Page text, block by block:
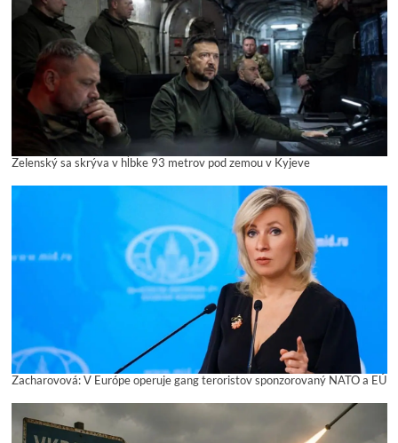
Zelenský sa skrýva v hĺbke 93 metrov pod zemou v Kyjeve
Zacharovová: V Európe operuje gang teroristov sponzorovaný NATO a EÚ